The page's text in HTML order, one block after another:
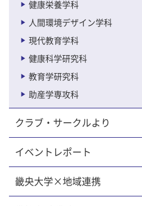
健康栄養学科
人間環境デザイン学科
現代教育学科
健康科学研究科
教育学研究科
助産学専攻科
クラブ・サークルより
イベントレポート
畿央大学×地域連携